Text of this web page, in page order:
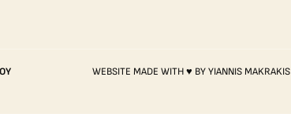
WEBSITE MADE WITH ♥ BY YIANNIS MAKRAKIS